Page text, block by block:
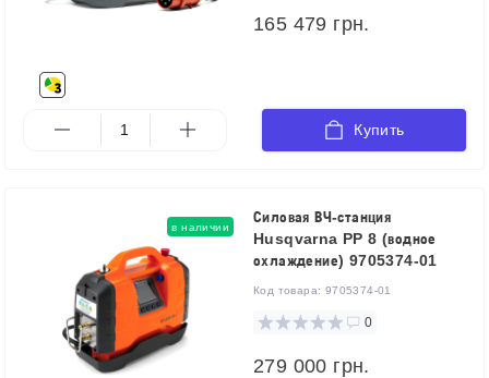
165 479 грн.
Купить
в наличии
Силовая ВЧ-станция
Husqvarna PP 8 (водное
охлаждение) 9705374-01
Код товара: 9705374-01
0
279 000 грн.